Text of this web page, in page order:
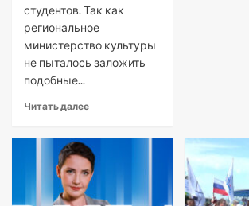
студентов. Так как
региональное
министерство культуры
не пыталось заложить
подобные...
Читать далее